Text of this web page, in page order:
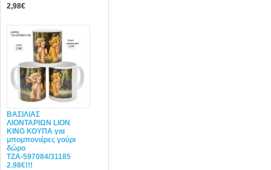
2,98€
ΒΑΣΙΛΙΑΣ
ΛΙΟΝΤΑΡΙΩΝ LION
KING ΚΟΥΠΑ για
μπομπονιέρες γούρι
δώρο
ΤΖΑ-597084/31185
2.98€!!!